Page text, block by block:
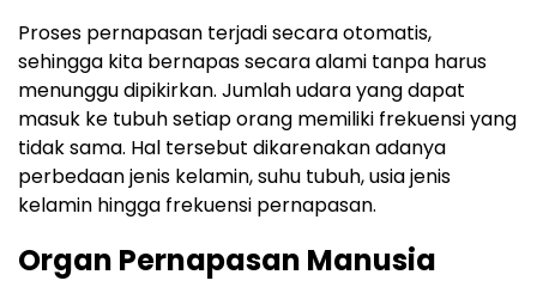
Proses pernapasan terjadi secara otomatis,
sehingga kita bernapas secara alami tanpa harus
menunggu dipikirkan. Jumlah udara yang dapat
masuk ke tubuh setiap orang memiliki frekuensi yang
tidak sama. Hal tersebut dikarenakan adanya
perbedaan jenis kelamin, suhu tubuh, usia jenis
kelamin hingga frekuensi pernapasan.
Organ Pernapasan Manusia